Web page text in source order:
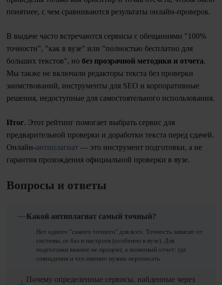
понятнее, с чем сравниваются результаты онлайн-проверок.
В выдаче часто встречаются сервисы с обещаниями "100%
точности", "как в вузе" или "полностью бесплатно для
больших текстов", но без прозрачной методики и отчета.
Мы также не включали редакторы текста без проверки
заимствований, инструменты для SEO и корпоративные
решения, недоступные для самостоятельного использования.
Итог. Этот рейтинг помогает выбрать сервис для
предварительной проверки и доработки текста перед сдачей.
Онлайн-антиплагиат — это инструмент подготовки, а не
гарантия прохождения официальной проверки в вузе.
Вопросы и ответы
Какой антиплагиат самый точный?
Нет одного "самого точного" для всех. Точность зависит от
системы, ее баз и настроек (особенно в вузе). Для
подготовки важнее не процент, а понятный отчет: где
совпадения и что именно нужно переписать.
Почему определенные сервисы, найденные через